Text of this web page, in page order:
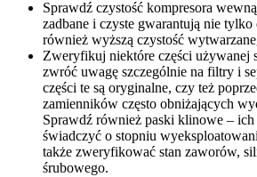
Sprawdź czystość kompresora
zadbane i czyste gwarantują nie tylko
również wyższą czystość
Zweryfikuj niektóre części używanej
zwróć uwagę szczególnie na filtry i
części te są oryginalne, czy też
zamienników często obniżających
Sprawdź również paski klinowe – ich
świadczyć o stopniu
także zweryfikować stan zaworów,
śrubowego.